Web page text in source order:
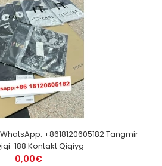
+8618120605182 Tangmir
188 Kontakt Qiqiyg
0,00€